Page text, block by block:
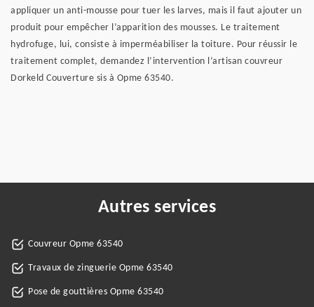
appliquer un anti-mousse pour tuer les larves, mais il faut ajouter un
produit pour empêcher l’apparition des mousses. Le traitement
hydrofuge, lui, consiste à imperméabiliser la toiture. Pour réussir le
traitement complet, demandez l’intervention l’artisan couvreur
Dorkeld Couverture sis à Opme 63540.
Autres services
Couvreur Opme 63540
Travaux de zinguerie Opme 63540
Pose de gouttières Opme 63540